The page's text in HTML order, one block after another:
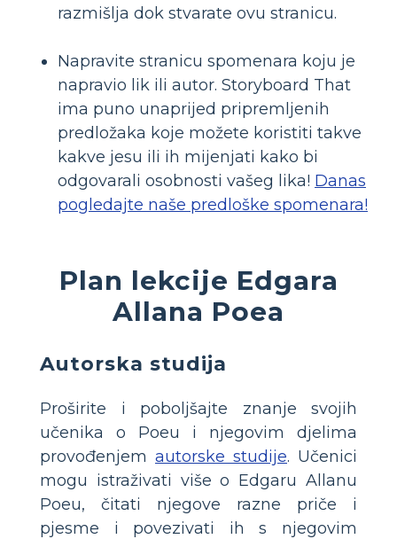
razmišlja dok stvarate ovu stranicu.
Napravite stranicu spomenara koju je
napravio lik ili autor. Storyboard That
ima puno unaprijed pripremljenih
predložaka koje možete koristiti takve
kakve jesu ili ih mijenjati kako bi
odgovarali osobnosti vašeg lika! Danas
pogledajte naše predloške spomenara!
Plan lekcije Edgara
Allana Poea
Autorska studija
Proširite i poboljšajte znanje svojih
učenika o Poeu i njegovim djelima
provođenjem autorske studije. Učenici
mogu istraživati ​​više o Edgaru Allanu
Poeu, čitati njegove razne priče i
pjesme i povezivati ​​ih s njegovim